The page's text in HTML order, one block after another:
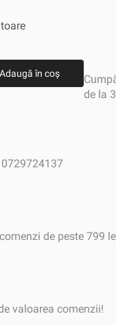
Adaugă în coș
de la
de peste 799
valoarea comenzii!